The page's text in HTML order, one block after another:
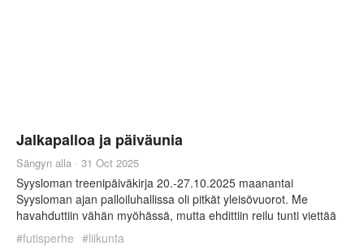
Jalkapalloa ja päiväunia
Sängyn alla · 31 Oct 2025
Syysloman treenipäiväkirja 20.-27.10.2025 maanantai
Syysloman ajan palloiluhallissa oli pitkät yleisövuorot. Me
havahduttiin vähän myöhässä, mutta ehdittiin reilu tunti viettää
palloillen. tiistai Poikien ja Kirpun kanssa yleisövuorolla.
#futisperhe #liikunta